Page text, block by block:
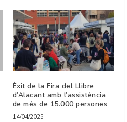
Èxit de la Fira del Llibre
d’Alacant amb l’assistència
de més de 15.000 persones
14/04/2025